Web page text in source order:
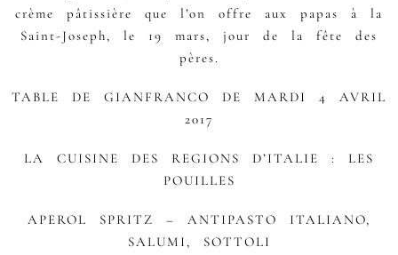
crème pâtissière que l’on offre aux papas à la
Saint-Joseph, le 19 mars, jour de la fête des
pères.
TABLE DE GIANFRANCO DE MARDI 4 AVRIL
2017
LA CUISINE DES REGIONS D’ITALIE : LES
POUILLES
APEROL SPRITZ – ANTIPASTO ITALIANO,
SALUMI, SOTTOLI